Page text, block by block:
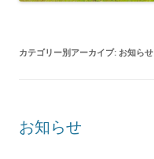
カテゴリー別アーカイブ: お知らせ
お知らせ